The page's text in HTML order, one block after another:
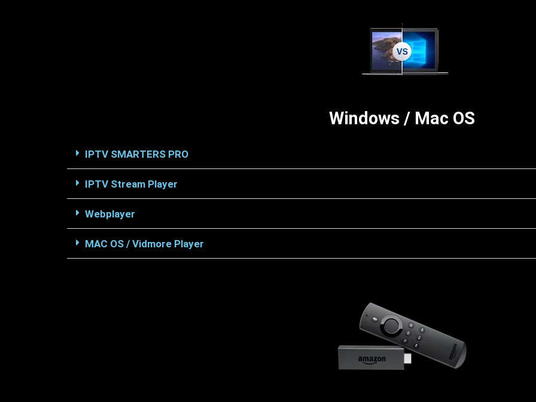
Windows / Mac OS
IPTV SMARTERS PRO
IPTV Stream Player
Webplayer
MAC OS / Vidmore Player